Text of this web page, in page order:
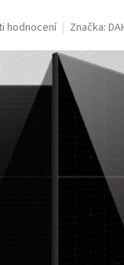
hodnocení Značka: